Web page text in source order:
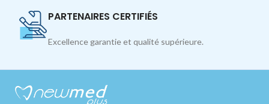
PARTENAIRES CERTIFIÉS
Excellence garantie et qualité supérieure.